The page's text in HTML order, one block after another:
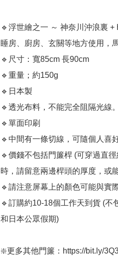
🔹浮世繪之一 ～ 神奈川沖浪裏
睡房、廚房、玄關等地方使用，
🔹尺寸：寬85cm 長90cm
🔹重量；約150g
🔹日本製
🔹透光布料，不能完全阻隔光線。
🔹單面印刷
🔹中間有一條切線，可隨個人喜
🔹價錢不包括門簾桿 (可穿過直
時，請留意兩邊桿頭的厚度，或
🔹請注意屏幕上的顏色可能與實
🔹訂購約10-18個工作天到貨 (不
和日本公眾假期) ﻿
❇️更多其他門簾：https://bit.ly/